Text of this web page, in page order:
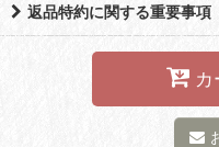
返品特約に関する重要事項